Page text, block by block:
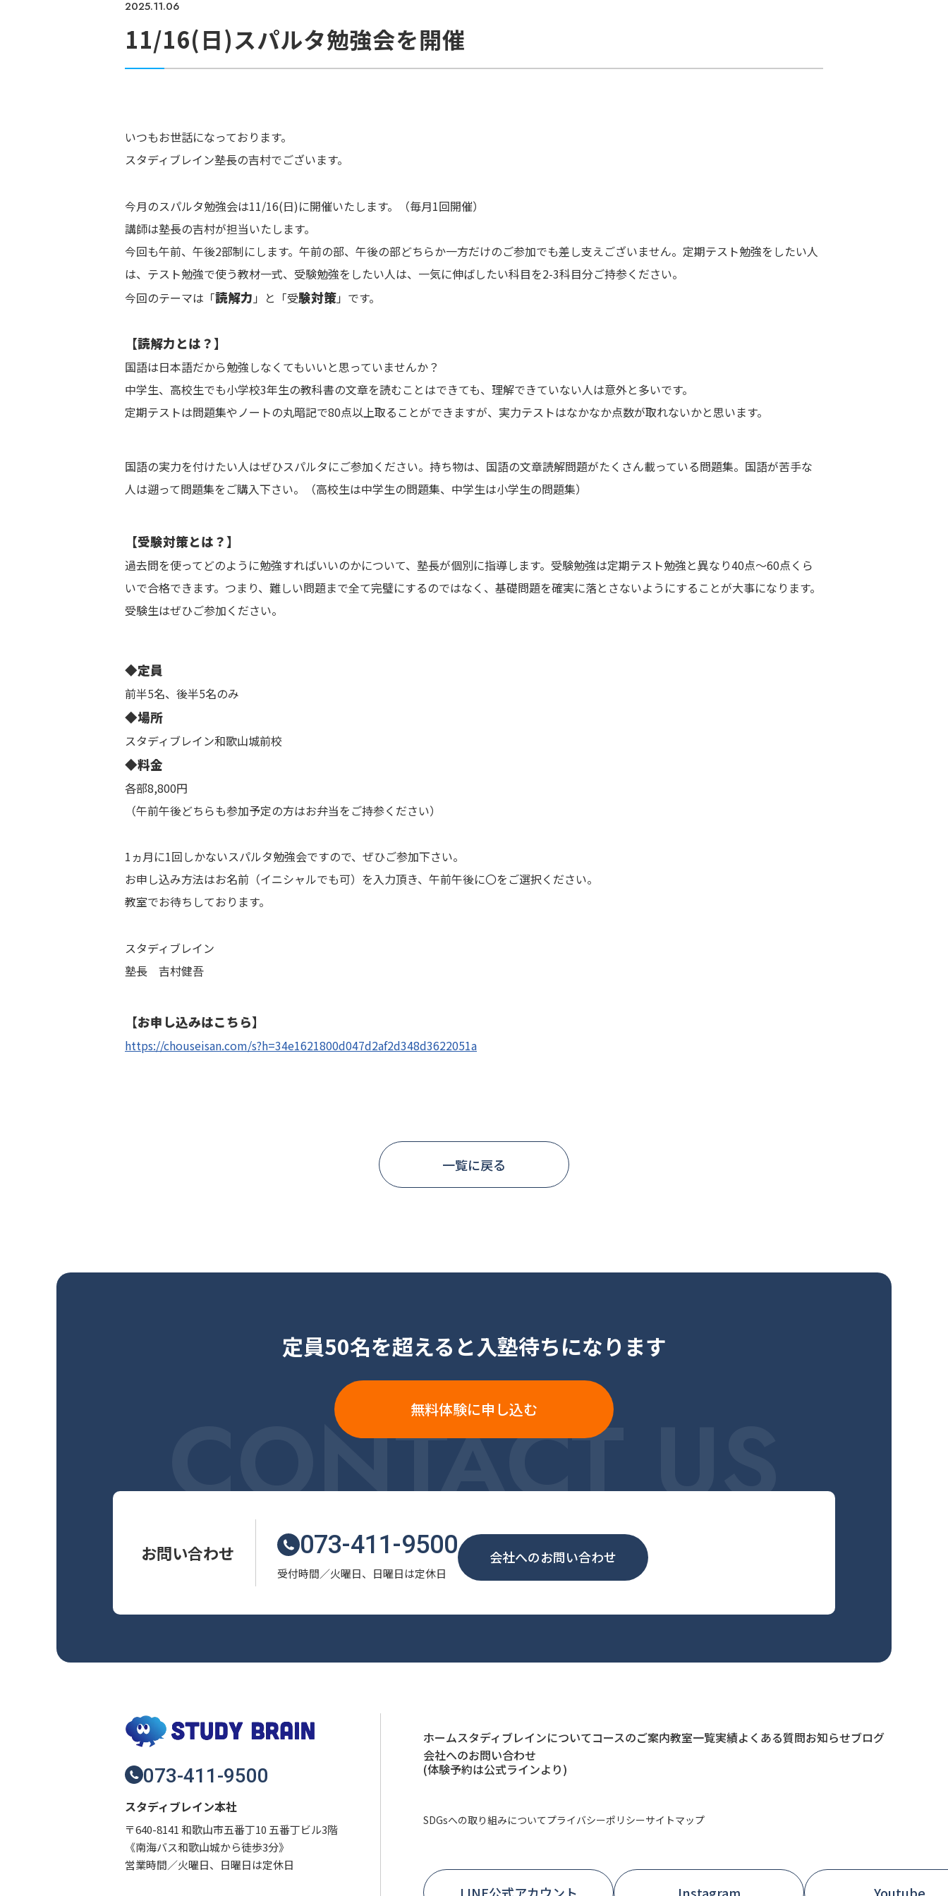
2025.11.06
11/16(日)スパルタ勉強会を開催
いつもお世話になっております。
スタディブレイン塾長の吉村でございます。
今月のスパルタ勉強会は11/16(日)に開催いたします。（毎月1回開催）
講師は塾長の吉村が担当いたします。
今回も午前、午後2部制にします。午前の部、午後の部どちらか一方だけのご参加でも差し支えございません。定期テスト勉強をしたい人
は、テスト勉強で使う教材一式、受験勉強をしたい人は、一気に伸ばしたい科目を2-3科目分ご持参ください。
今回のテーマは「読解力 」と「受験対策」です。
【読解力とは？】
国語は日本語だから勉強しなくてもいいと思っていませんか？
中学生、高校生でも小学校3年生の教科書の文章を読むことはできても、理解できていない人は意外と多いです。
定期テストは問題集やノートの丸暗記で80点以上取ることができますが、実力テストはなかなか点数が取れないかと思います。
国語の実力を付けたい人はぜひスパルタにご参加ください。持ち物は、国語の文章読解問題がたくさん載っている問題集。国語が苦手な
人は遡って問題集をご購入下さい。（高校生は中学生の問題集、中学生は小学生の問題集）
【受験対策とは？】
過去問を使ってどのように勉強すればいいのかについて、塾長が個別に指導します。受験勉強は定期テスト勉強と異なり40点～60点くら
いで合格できます。つまり、難しい問題まで全て完璧にするのではなく、基礎問題を確実に落とさないようにすることが大事になります。
受験生はぜひご参加ください。
◆定員
前半5名、後半5名のみ
◆場所
スタディブレイン和歌山城前校
◆料金
各部8,800円
（午前午後どちらも参加予定の方はお弁当をご持参ください）
1ヵ月に1回しかないスパルタ勉強会ですので、ぜひご参加下さい。
お申し込み方法はお名前（イニシャルでも可）を入力頂き、午前午後に〇をご選択ください。
教室でお待ちしております。
スタディブレイン
塾長 吉村健吾
【お申し込みはこちら】
https://chouseisan.com/s?h=34e1621800d047d2af2d348d3622051a
一覧に戻る
定員50名を超えると入塾待ちになります
無料体験に申し込む
CONTACT US
お問い合わせ 073-411-9500
受付時間／火曜日、日曜日は定休日
会社へのお問い合わせ
073-411-9500
スタディブレイン本社
〒640-8141 和歌山市五番丁10 五番丁ビル3階
《南海バス和歌山城から徒歩3分》
営業時間／火曜日、日曜日は定休日
ホームスタディブレインについてコースのご案内教室一覧実績よくある質問お知らせブログ
会社へのお問い合わせ
(体験予約は公式ラインより)
SDGsへの取り組みについてプライバシーポリシーサイトマップ
LINE公式アカウント Instagram Youtube